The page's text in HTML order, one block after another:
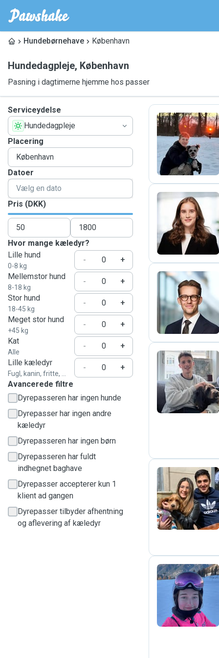
Hundebørnehave København
Hundedagpleje, København
Pasning i dagtimerne hjemme hos passer
Serviceydelse
Hundedagpleje
Placering
Datoer
Pris (DKK)
Hvor mange kæledyr?
Lille hund
0-8 kg
-
+
Mellemstor hund
8-18 kg
-
+
Stor hund
18-45 kg
-
+
Meget stor hund
+45 kg
-
+
Kat
Alle
-
+
Lille kæledyr
Fugl, kanin, fritte, ...
-
+
Avancerede filtre
Dyrepasseren har ingen hunde
Dyrepasser har ingen andre
kæledyr
Dyrepasseren har ingen børn
Dyrepasseren har fuldt
indhegnet baghave
Dyrepasser accepterer kun 1
klient ad gangen
Dyrepasser tilbyder afhentning
og aflevering af kæledyr
L
M
J
N
S
L